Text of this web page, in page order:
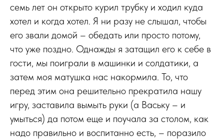
семь лет он открыто курил трубку и ходил куда
хотел и когда хотел. Я ни разу не слышал, чтобы
его звали домой – обедать или просто потому,
что уже поздно. Однажды я затащил его к себе в
гости, мы поиграли в машинки и солдатики, а
затем моя матушка нас накормила. То, что
перед этим она решительно прекратила нашу
игру, заставила вымыть руки (а Ваську – и
умыться) да потом еще и поучала за столом, как
надо правильно и воспитанно есть, – поразило